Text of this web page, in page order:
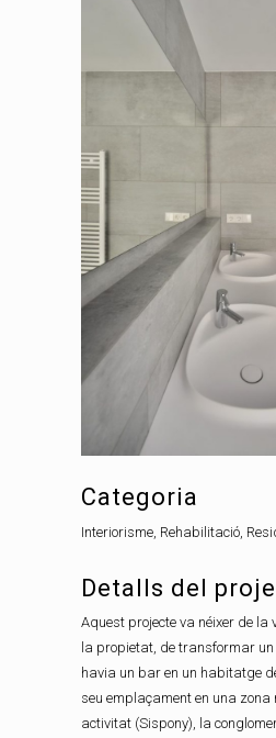
Categoria
Interiorisme, Rehabilitació,
Detalls del
Aquest projecte va néixer de
la propietat, de transformar un
havia un bar en un habitatge
seu emplaçament en una
activitat (Sispony), la